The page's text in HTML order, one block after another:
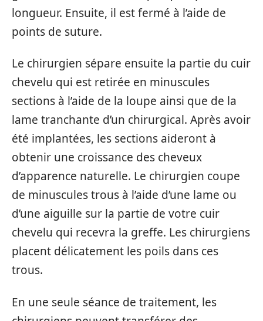
longueur. Ensuite, il est fermé à l’aide de
points de suture.
Le chirurgien sépare ensuite la partie du cuir
chevelu qui est retirée en minuscules
sections à l’aide de la loupe ainsi que de la
lame tranchante d’un chirurgical. Après avoir
été implantées, les sections aideront à
obtenir une croissance des cheveux
d’apparence naturelle. Le chirurgien coupe
de minuscules trous à l’aide d’une lame ou
d’une aiguille sur la partie de votre cuir
chevelu qui recevra la greffe. Les chirurgiens
placent délicatement les poils dans ces
trous.
En une seule séance de traitement, les